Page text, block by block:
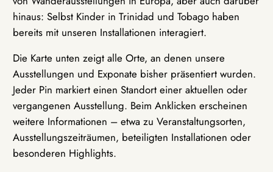
hinaus: Selbst Kinder in Trinidad und Tobago haben
bereits mit unseren Installationen interagiert.
Die Karte unten zeigt alle Orte, an denen unsere
Ausstellungen und Exponate bisher präsentiert wurden.
Jeder Pin markiert einen Standort einer aktuellen oder
vergangenen Ausstellung. Beim Anklicken erscheinen
weitere Informationen – etwa zu Veranstaltungsorten,
Ausstellungszeiträumen, beteiligten Installationen oder
besonderen Highlights.